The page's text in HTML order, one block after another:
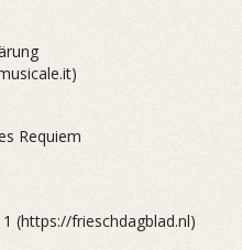
Requiem
(https://frieschdagblad.nl)